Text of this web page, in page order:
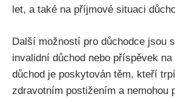
let, a také na příjmové situaci
Další možností pro důchodce jsou
invalidní důchod nebo příspěvek
důchod je poskytován těm, kteří
zdravotním postižením a nemohou